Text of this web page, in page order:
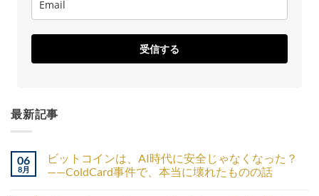
受信する
最新記事
06
8月
ビットコインは、AI時代に安全じゃなくなった？
——ColdCard事件で、本当に壊れたものの話